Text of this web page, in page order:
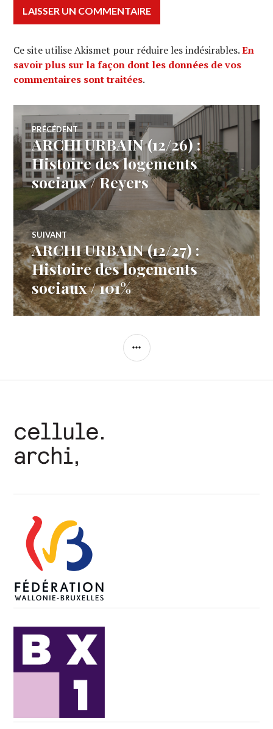
Ce site utilise Akismet pour réduire les indésirables.En
savoir plus sur la façon dont les données de vos
commentaires sont traitées.
Navigation
de
l’article
PRÉCÉDENT
Article
précédent :
ARCHI URBAIN (12/26) :
Histoire des logements
sociaux / Reyers
SUIVANT
Article
Suivant:
ARCHI URBAIN (12/27) :
Histoire des logements
sociaux / 101%
COLONNE